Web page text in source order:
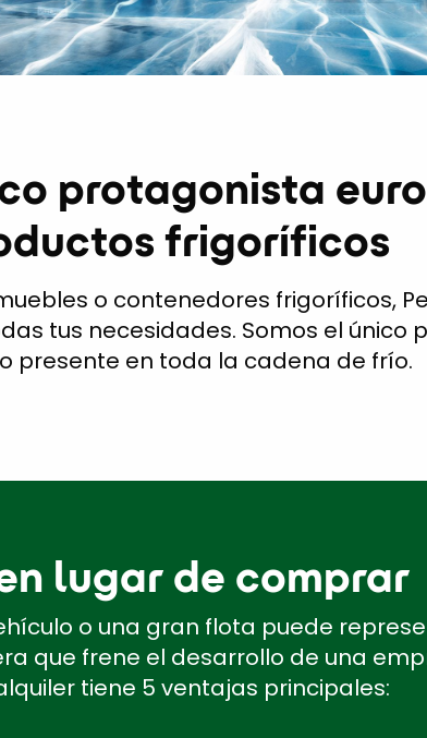
protagonista
frigoríficos
o contenedores frigoríficos,
tus necesidades. Somos el único
presente en toda la cadena de frío.
lugar de comprar
o una gran flota puede
que frene el desarrollo de una
tiene 5 ventajas principales: